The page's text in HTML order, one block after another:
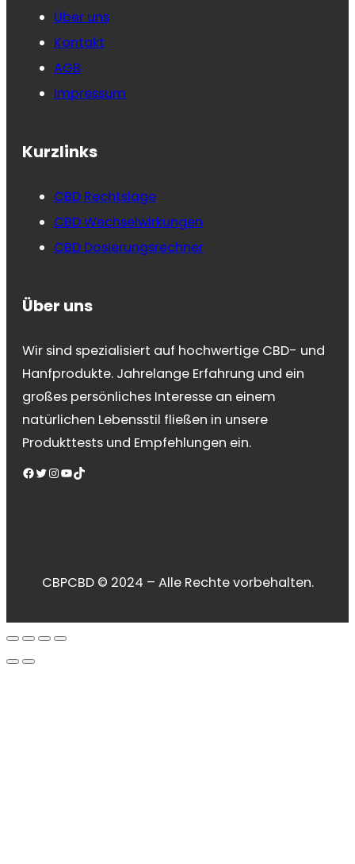
Über uns
Kontakt
AGB
Impressum
Kurzlinks
CBD Rechtslage
CBD Wechselwirkungen
CBD Dosierungsrechner
Über uns
Wir sind spezialisiert auf hochwertige CBD- und
Hanfprodukte. Jahrelange Erfahrung und ein
großes persönliches Interesse an einem
natürlichen Lebensstil fließen in unsere
Produkttests und Empfehlungen ein.
Facebook Twitter InstagramYouTube TikTok
CBPCBD © 2024 – Alle Rechte vorbehalten.